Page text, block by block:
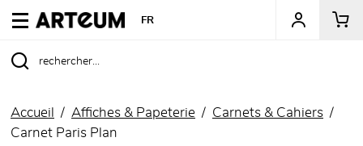
ARTEUM, la référence des boutiques de musées
FR
Accueil Affiches & Papeterie
Carnets & Cahiers
Carnet Paris Plan